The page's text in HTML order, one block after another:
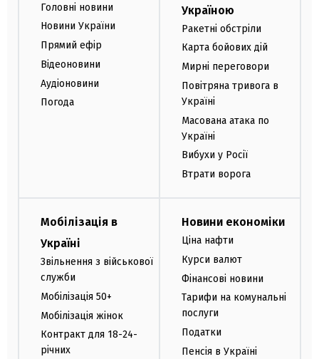
Головні новини
Новини України
Прямий ефір
Відеоновини
Аудіоновини
Погода
Україною
Ракетні обстріли
Карта бойових дій
Мирні переговори
Повітряна тривога в
Україні
Масована атака по
Україні
Вибухи у Росії
Втрати ворога
Мобілізація в
Україні
Звільнення з військової
служби
Мобілізація 50+
Мобілізація жінок
Контракт для 18-24-
річних
Новини економіки
Ціна нафти
Курси валют
Фінансові новини
Тарифи на комунальні
послуги
Податки
Пенсія в Україні